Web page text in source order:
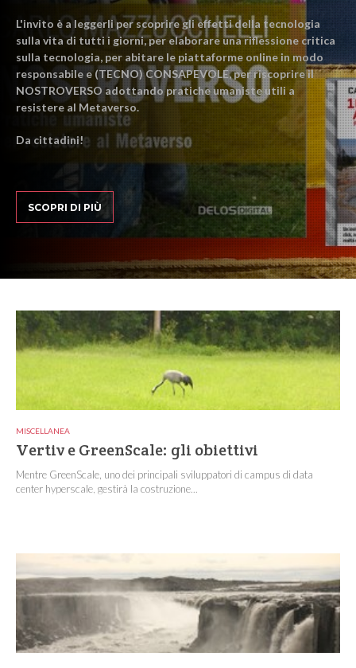
L'invito è a leggerli per scoprire gli effetti della tecnologia
sulla vita di tutti i giorni, per elaborare una riflessione critica
sulla tecnologia, per abitare le piattaforme online in modo
responsabile e (TECNO) CONSAPEVOLE, per riscoprire il
NOSTROVERSO adottando pratiche umaniste utili a
resistere al Metaverso.
Da cittadini!
SCOPRI DI PIÙ
MISCELLANEA
Vertiv e GreenScale: gli obiettivi
Mentre GreenScale, uno dei principali sviluppatori di campus di data
center hyperscale, gestirà la costruzione...